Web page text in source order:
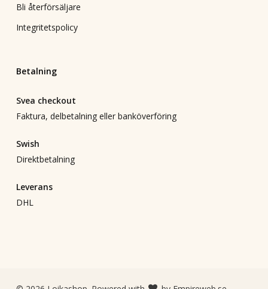
Bli återförsäljare
Integritetspolicy
Betalning
Svea checkout
Faktura, delbetalning eller banköverföring
Swish
Direktbetalning
Leverans
DHL